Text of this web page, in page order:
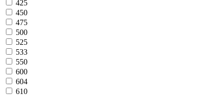
425
450
475
500
525
533
550
600
604
610